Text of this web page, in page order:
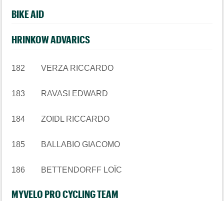
BIKE AID
HRINKOW ADVARICS
182 VERZA RICCARDO
183 RAVASI EDWARD
184 ZOIDL RICCARDO
185 BALLABIO GIACOMO
186 BETTENDORFF LOÏC
MYVELO PRO CYCLING TEAM